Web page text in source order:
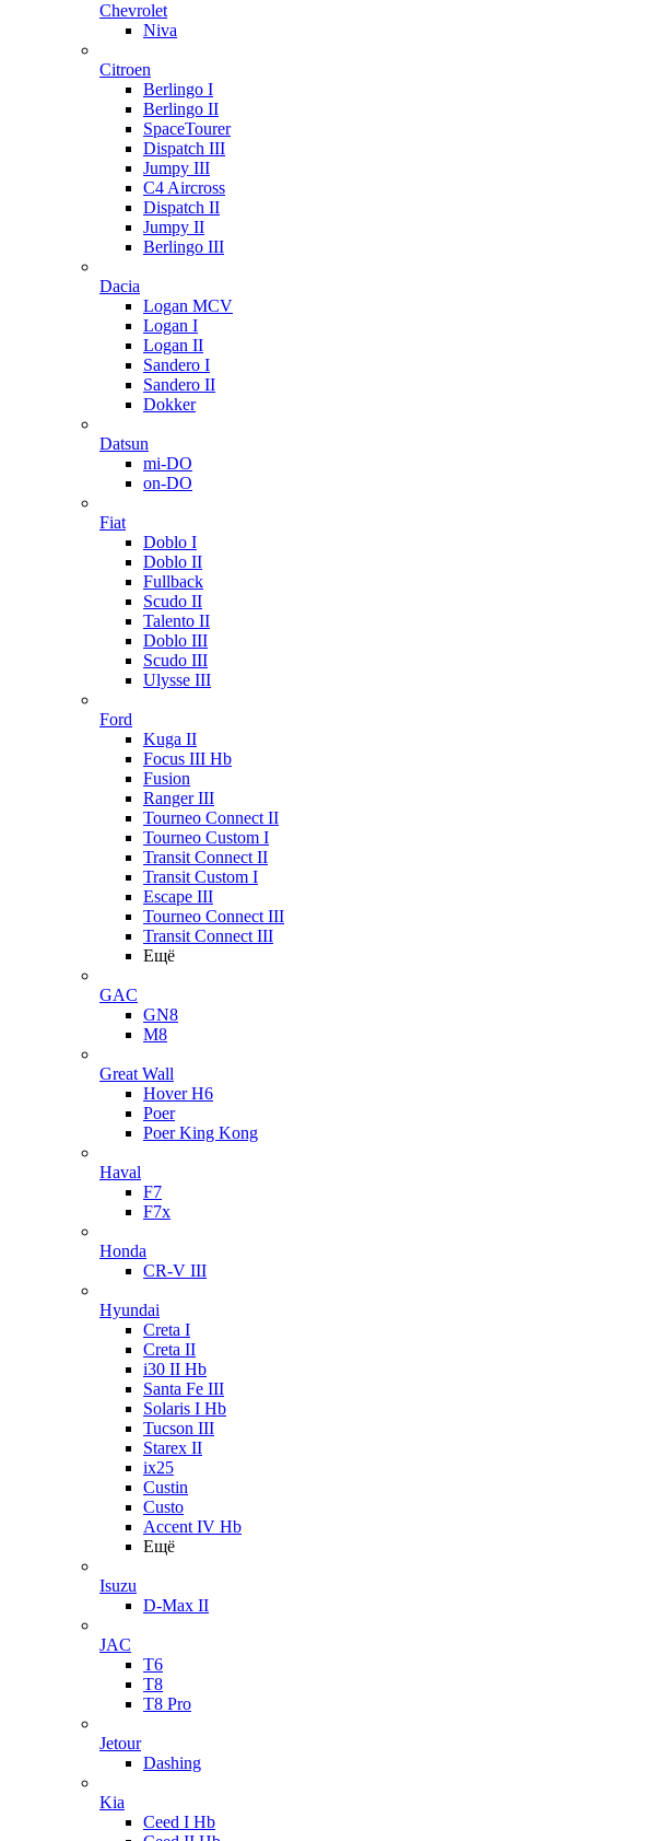
Chevrolet
Niva
Citroen
Berlingo I
Berlingo II
SpaceTourer
Dispatch III
Jumpy III
C4 Aircross
Dispatch II
Jumpy II
Berlingo III
Dacia
Logan MCV
Logan I
Logan II
Sandero I
Sandero II
Dokker
Datsun
mi-DO
on-DO
Fiat
Doblo I
Doblo II
Fullback
Scudo II
Talento II
Doblo III
Scudo III
Ulysse III
Ford
Kuga II
Focus III Hb
Fusion
Ranger III
Tourneo Connect II
Tourneo Custom I
Transit Connect II
Transit Custom I
Escape III
Tourneo Connect III
Transit Connect III
Ещё
GAC
GN8
M8
Great Wall
Hover H6
Poer
Poer King Kong
Haval
F7
F7x
Honda
CR-V III
Hyundai
Creta I
Creta II
i30 II Hb
Santa Fe III
Solaris I Hb
Tucson III
Starex II
ix25
Custin
Custo
Accent IV Hb
Ещё
Isuzu
D-Max II
JAC
T6
T8
T8 Pro
Jetour
Dashing
Kia
Ceed I Hb